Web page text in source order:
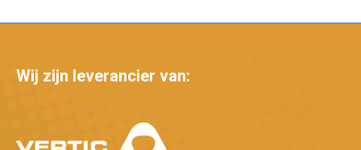
Wij zijn leverancier van: